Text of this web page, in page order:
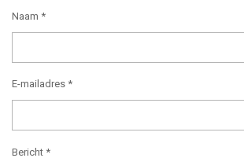
Naam *
E-mailadres *
Bericht *